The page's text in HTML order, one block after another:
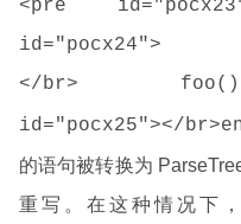
<pre
id="pocx24">
</br>
id="pocx25"></
的语句被转换为
重写。在这种情况下